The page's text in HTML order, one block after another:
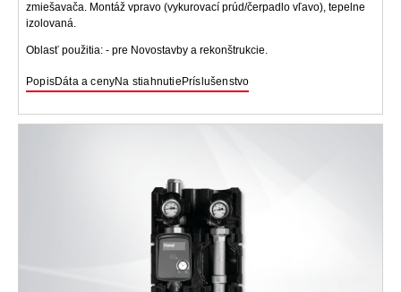
zmiešavača. Montáž vpravo (vykurovací prúd/čerpadlo vľavo), tepelne
izolovaná.
Oblasť použitia: - pre Novostavby a rekonštrukcie.
PopisDáta a cenyNa stiahnutie Príslušenstvo